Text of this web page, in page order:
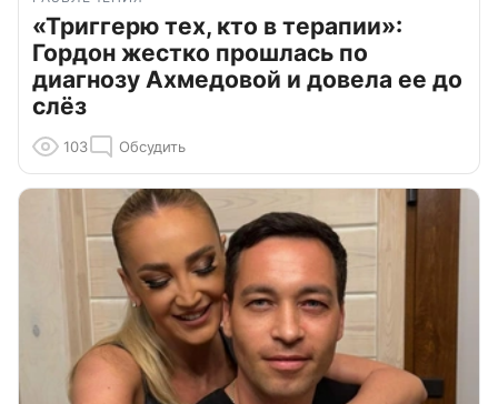
«Триггерю тех, кто в терапии»:
Гордон жестко прошлась по
диагнозу Ахмедовой и довела ее до
слёз
103 Обсудить